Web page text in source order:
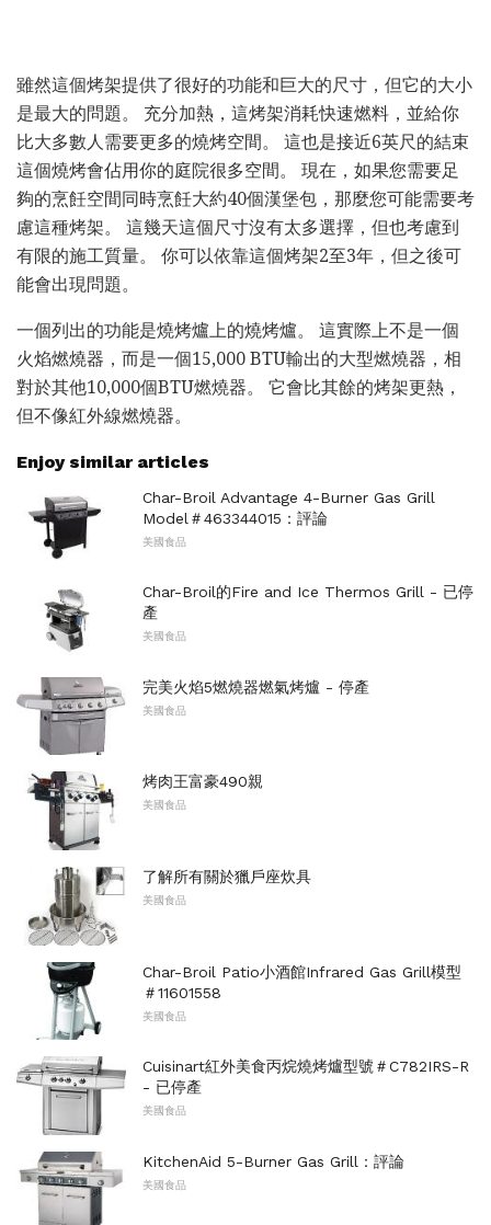
雖然這個烤架提供了很好的功能和巨大的尺寸，但它的大小
是最大的問題。 充分加熱，這烤架消耗快速燃料，並給你
比大多數人需要更多的燒烤空間。 這也是接近6英尺的結束
這個燒烤會佔用你的庭院很多空間。 現在，如果您需要足
夠的烹飪空間同時烹飪大約40個漢堡包，那麼您可能需要考
慮這種烤架。 這幾天這個尺寸沒有太多選擇，但也考慮到
有限的施工質量。 你可以依靠這個烤架2至3年，但之後可
能會出現問題。
一個列出的功能是燒烤爐上的燒烤爐。 這實際上不是一個
火焰燃燒器，而是一個15,000 BTU輸出的大型燃燒器，相
對於其他10,000個BTU燃燒器。 它會比其餘的烤架更熱，
但不像紅外線燃燒器。
Enjoy similar articles
Char-Broil Advantage 4-Burner Gas Grill
Model＃463344015：評論
美國食品
Char-Broil的Fire and Ice Thermos Grill - 已停
產
美國食品
完美火焰5燃燒器燃氣烤爐 - 停產
美國食品
烤肉王富豪490親
美國食品
了解所有關於獵戶座炊具
美國食品
Char-Broil Patio小酒館Infrared Gas Grill模型
＃11601558
美國食品
Cuisinart紅外美食丙烷燒烤爐型號＃C782IRS-R
- 已停產
美國食品
KitchenAid 5-Burner Gas Grill：評論
美國食品